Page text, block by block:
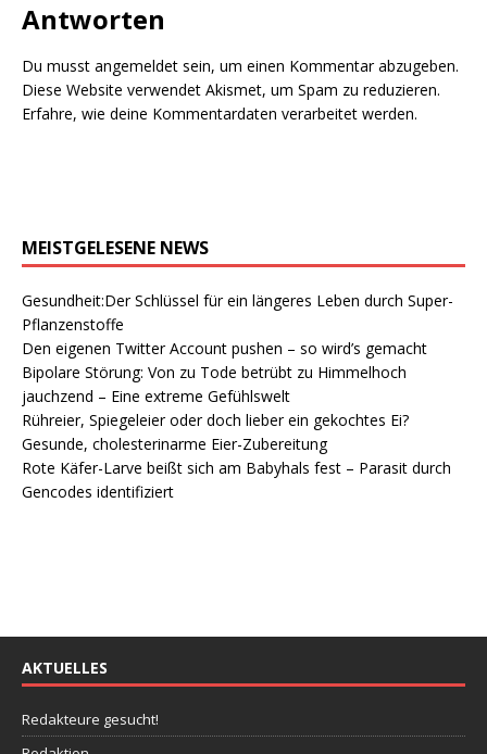
Antworten
Du musst angemeldet sein, um einen Kommentar abzugeben.
Diese Website verwendet Akismet, um Spam zu reduzieren.
Erfahre, wie deine Kommentardaten verarbeitet werden.
MEISTGELESENE NEWS
Gesundheit:Der Schlüssel für ein längeres Leben durch Super-
Pflanzenstoffe
Den eigenen Twitter Account pushen – so wird’s gemacht
Bipolare Störung: Von zu Tode betrübt zu Himmelhoch
jauchzend – Eine extreme Gefühlswelt
Rühreier, Spiegeleier oder doch lieber ein gekochtes Ei?
Gesunde, cholesterinarme Eier-Zubereitung
Rote Käfer-Larve beißt sich am Babyhals fest – Parasit durch
Gencodes identifiziert
AKTUELLES
Redakteure gesucht!